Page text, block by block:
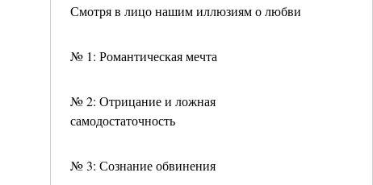
Смотря в лицо нашим иллюзиям о любви
№ 1: Романтическая мечта
№ 2: Отрицание и ложная
самодостаточность
№ 3: Сознание обвинения